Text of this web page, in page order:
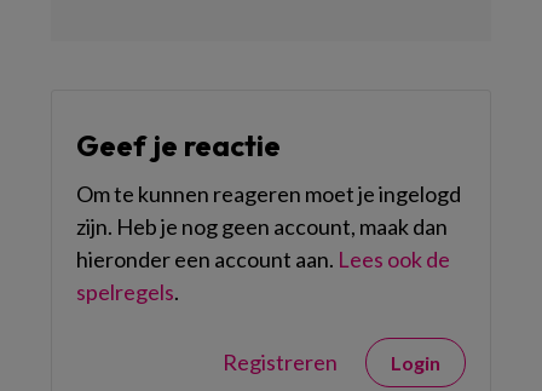
Geef je reactie
Om te kunnen reageren moet je ingelogd
zijn. Heb je nog geen account, maak dan
hieronder een account aan. Lees ook de
spelregels.
Registreren Login